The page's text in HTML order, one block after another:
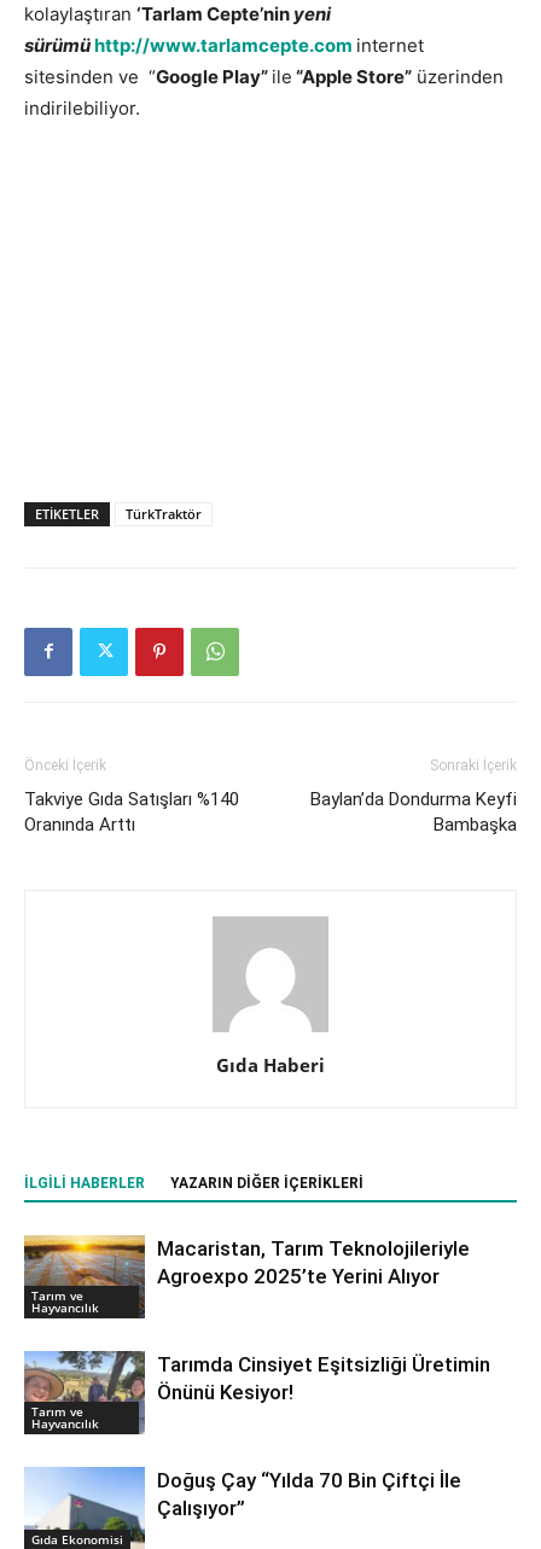
kolaylaştıran ‘Tarlam Cepte’nin yeni
sürümühttp://www.tarlamcepte.com internet
sitesinden ve “Google Play” ile “Apple Store” üzerinden
indirilebiliyor.
ETIKETLER TürkTraktör
Önceki İçerik
Takviye Gıda Satışları %140
Oranında Arttı
Sonraki İçerik
Baylan’da Dondurma Keyfi
Bambaşka
Gıda Haberi
İLGILI HABERLER YAZARIN DIĞER İÇERIKLERI
Tarım ve
Hayvancılık
Macaristan, Tarım Teknolojileriyle
Agroexpo 2025’te Yerini Alıyor
Tarım ve
Hayvancılık
Tarımda Cinsiyet Eşitsizliği Üretimin
Önünü Kesiyor!
Gıda Ekonomisi
Doğuş Çay “Yılda 70 Bin Çiftçi İle
Çalışıyor”